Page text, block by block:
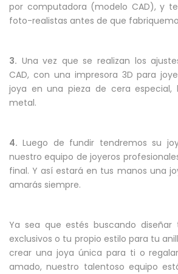
por computadora (modelo CAD), y
foto-realistas antes de que
3. Una vez que se realizan los
CAD, con una impresora 3D para
joya en una pieza de cera especial,
metal.
4. Luego de fundir tendremos su
nuestro equipo de joyeros
final. Y así estará en tus manos una
amarás siempre.
Ya sea que estés buscando diseñar
exclusivos o tu propio estilo para tu
crear una joya única para ti o
amado, nuestro talentoso equipo